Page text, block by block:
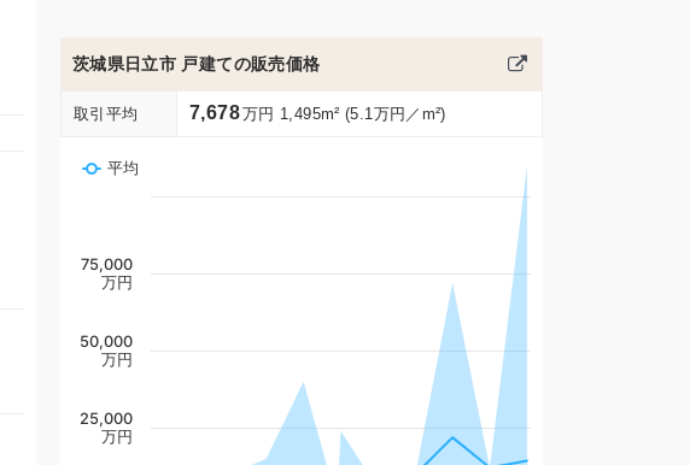
茨城県日立市 戸建ての販売価格
取引平均 7,678万円 1,495m² (5.1万円／m²)
平均
25,000
万円
50,000
万円
75,000
万円